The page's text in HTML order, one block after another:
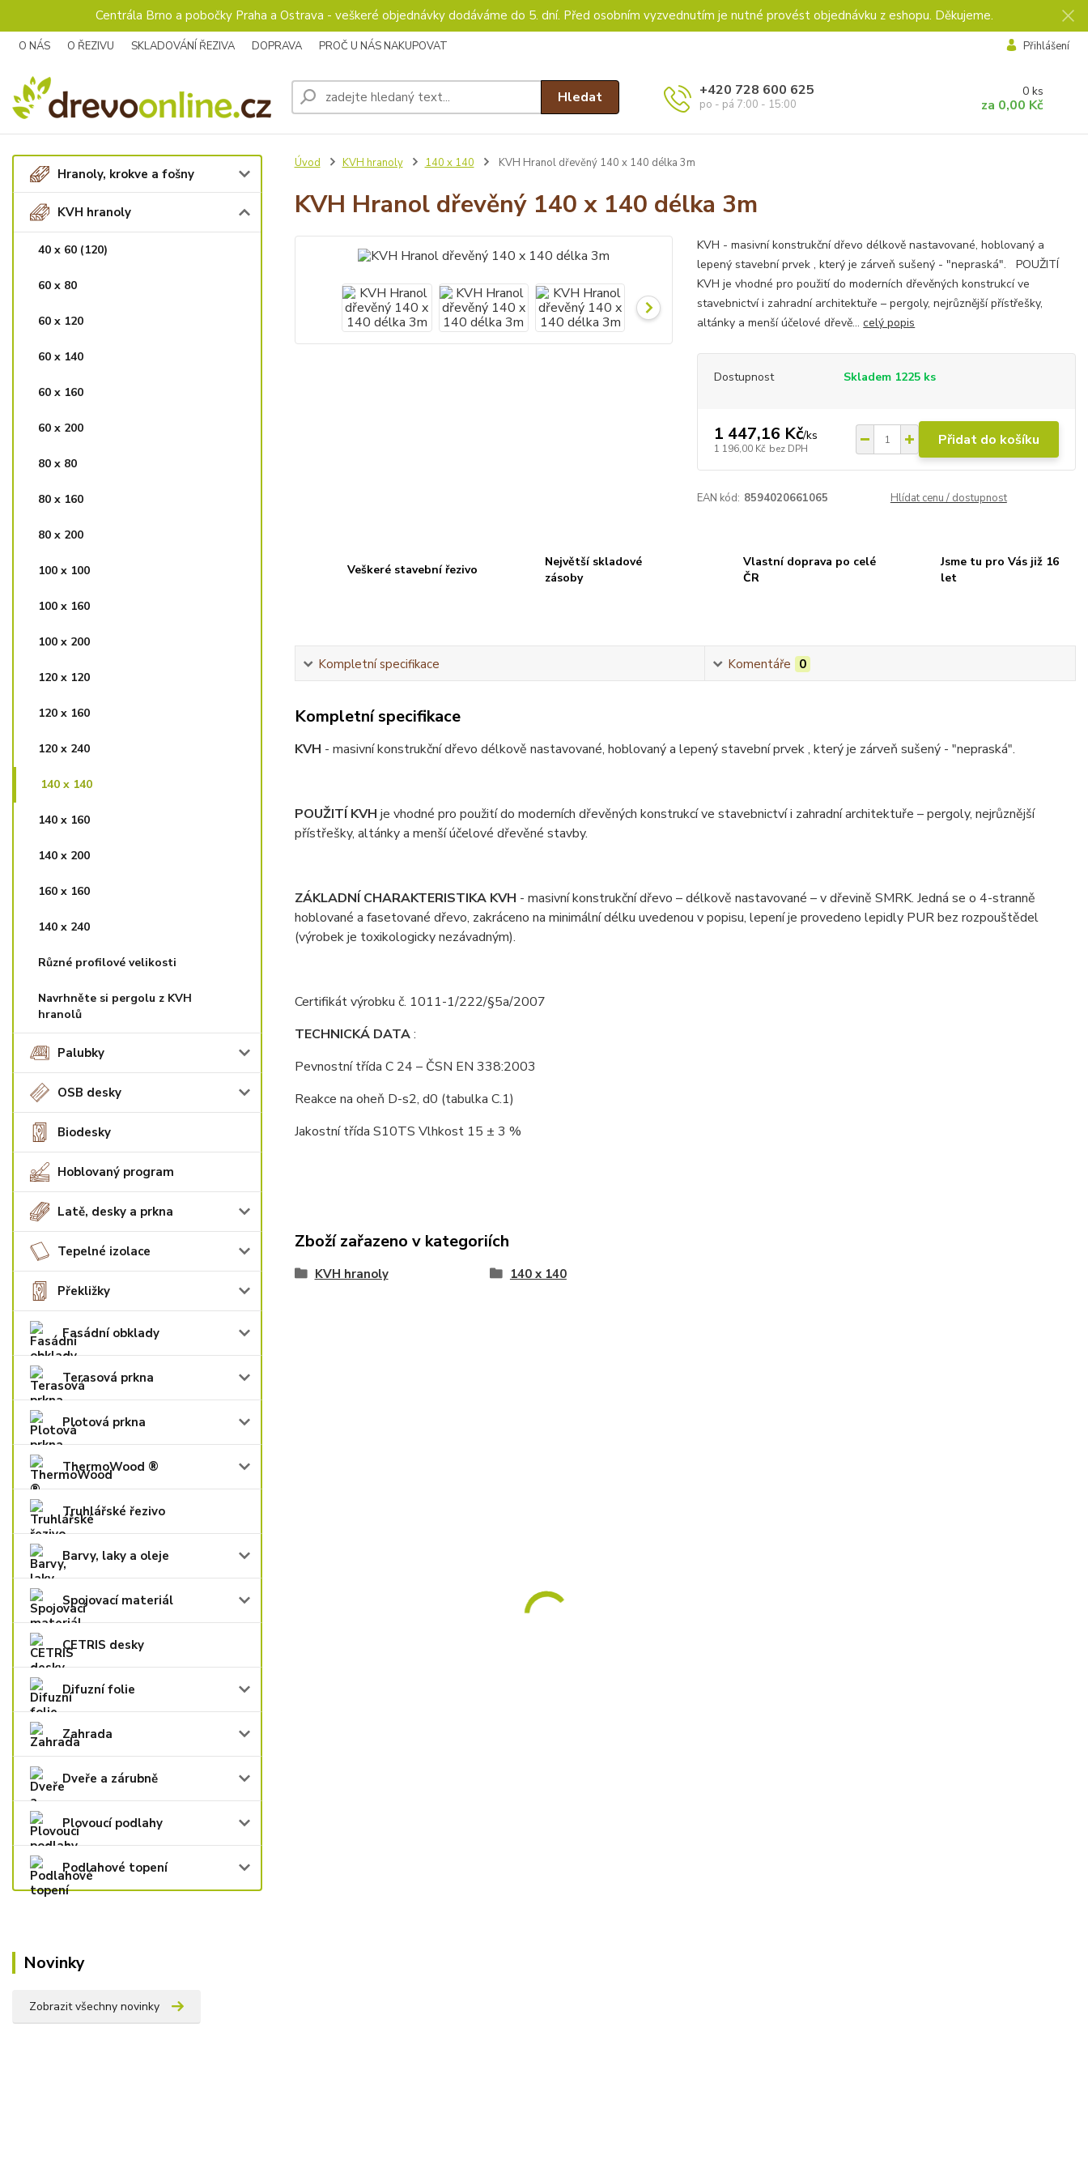
Centrála Brno a pobočky Praha a Ostrava - veškeré objednávky dodáváme do 5. dní. Před osobním vyzvednutím je nutné provést objednávku z eshopu. Děkujeme.
O NÁS O ŘEZIVU SKLADOVÁNÍ ŘEZIVA DOPRAVA PROČ U NÁS NAKUPOVAT Přihlášení
Hledat +420 728 600 625
po - pá 7:00 - 15:00
0 ks
za 0,00 Kč
Hranoly, krokve a fošny
KVH hranoly
40 x 60 (120)
60 x 80
60 x 120
60 x 140
60 x 160
60 x 200
80 x 80
80 x 160
80 x 200
100 x 100
100 x 160
100 x 200
120 x 120
120 x 160
120 x 240
140 x 140
140 x 160
140 x 200
160 x 160
140 x 240
Různé profilové velikosti
Navrhněte si pergolu z KVH
hranolů
Palubky
OSB desky
Biodesky
Hoblovaný program
Latě, desky a prkna
Tepelné izolace
Překližky
Fasádní obklady
Terasová prkna
Plotová prkna
ThermoWood ®
Truhlářské řezivo
Barvy, laky a oleje
Spojovací materiál
CETRIS desky
Difuzní folie
Zahrada
Dveře a zárubně
Plovoucí podlahy
Podlahové topení
Novinky
Zobrazit všechny novinky
Úvod KVH hranoly 140 x 140 KVH Hranol dřevěný 140 x 140 délka 3m
KVH Hranol dřevěný 140 x 140 délka 3m
KVH - masivní konstrukční dřevo délkově nastavované, hoblovaný a
lepený stavební prvek , který je zárveň sušený - "nepraská". POUŽITÍ
KVH je vhodné pro použití do moderních dřevěných konstrukcí ve
stavebnictví i zahradní architektuře – pergoly, nejrůznější přístřešky,
altánky a menší účelové dřevě...celý popis
Dostupnost Skladem 1225 ks
1 447,16 Kč/ks
1 196,00 Kč bez DPH Přidat do košíku
EAN kód: 8594020661065 Hlídat cenu / dostupnost
Veškeré stavební řezivo
Největší skladové
zásoby
Vlastní doprava po celé
ČR
Jsme tu pro Vás již 16
let
Kompletní specifikace Komentáře 0
Kompletní specifikace
KVH - masivní konstrukční dřevo délkově nastavované, hoblovaný a lepený stavební prvek , který je zárveň sušený - "nepraská".
POUŽITÍ KVH je vhodné pro použití do moderních dřevěných konstrukcí ve stavebnictví i zahradní architektuře – pergoly, nejrůznější
přístřešky, altánky a menší účelové dřevěné stavby.
ZÁKLADNÍ CHARAKTERISTIKA KVH - masivní konstrukční dřevo – délkově nastavované – v dřevině SMRK. Jedná se o 4-stranně
hoblované a fasetované dřevo, zakráceno na minimální délku uvedenou v popisu, lepení je provedeno lepidly PUR bez rozpouštědel
(výrobek je toxikologicky nezávadným).
Certifikát výrobku č. 1011-1/222/§5a/2007
TECHNICKÁ DATA:
Pevnostní třída C 24 – ČSN EN 338:2003
Reakce na oheň D-s2, d0 (tabulka C.1)
Jakostní třída S10TS Vlhkost 15 ± 3 %
Zboží zařazeno v kategoriích
KVH hranoly 140 x 140